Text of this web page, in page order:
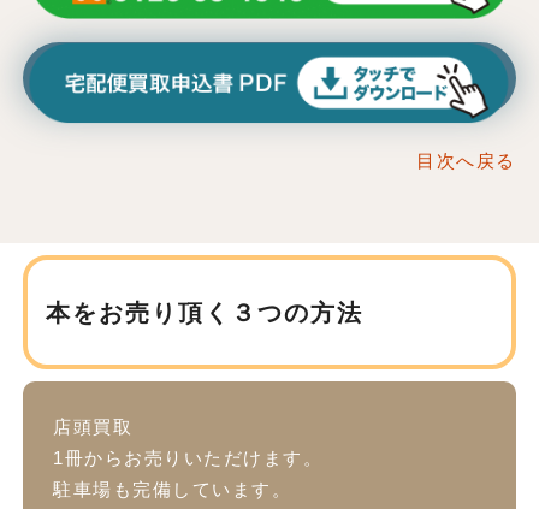
目次へ戻る
本をお売り頂く３つの方法
店頭買取
1冊からお売りいただけます。
駐車場も完備しています。